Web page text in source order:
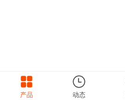
产品 动态